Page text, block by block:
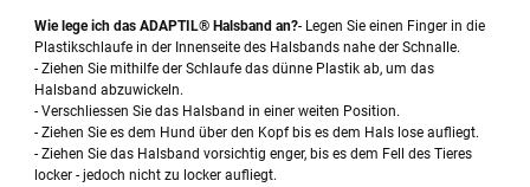
Wie lege ich das ADAPTIL® Halsband an?- Legen Sie einen Finger in die
Plastikschlaufe in der Innenseite des Halsbands nahe der Schnalle.
- Ziehen Sie mithilfe der Schlaufe das dünne Plastik ab, um das
Halsband abzuwickeln.
- Verschliessen Sie das Halsband in einer weiten Position.
- Ziehen Sie es dem Hund über den Kopf bis es dem Hals lose aufliegt.
- Ziehen Sie das Halsband vorsichtig enger, bis es dem Fell des Tieres
locker - jedoch nicht zu locker aufliegt.